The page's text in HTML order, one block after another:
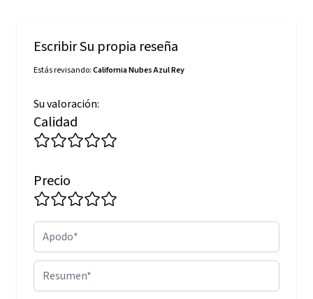
Escribir Su propia reseña
Estás revisando:California Nubes Azul Rey
Su valoración:
Calidad
Precio
Apodo
Resumen